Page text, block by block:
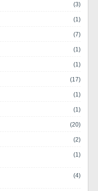
(3)
(1)
(7)
(1)
(1)
(17)
(1)
(1)
(20)
(2)
(1)
(4)